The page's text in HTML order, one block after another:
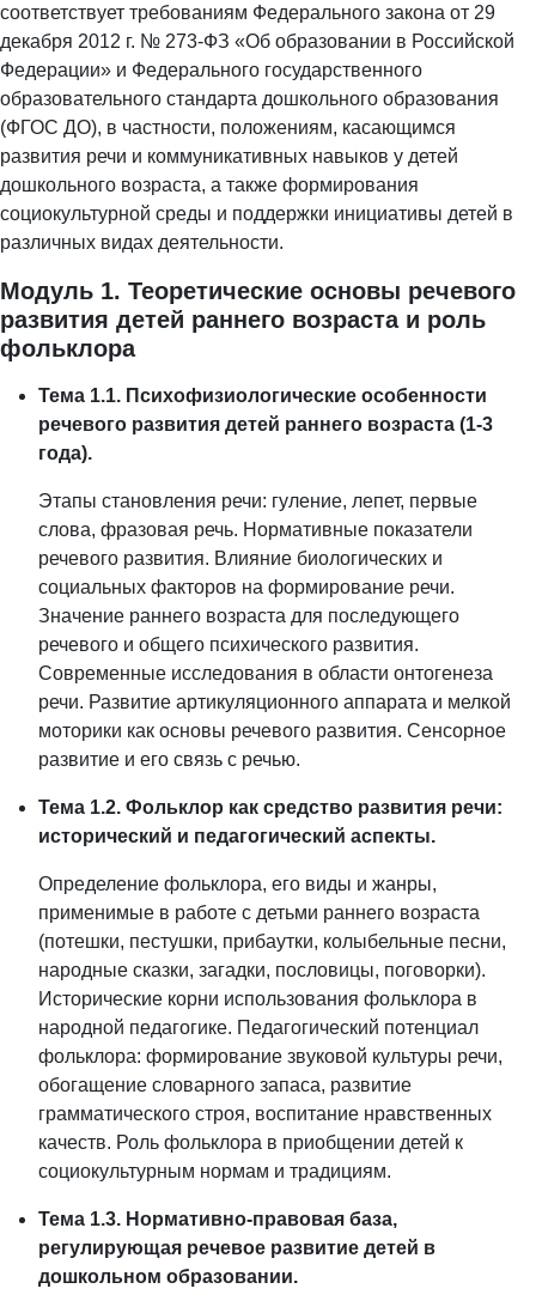
соответствует требованиям Федерального закона от 29
декабря 2012 г. № 273-ФЗ «Об образовании в Российской
Федерации» и Федерального государственного
образовательного стандарта дошкольного образования
(ФГОС ДО), в частности, положениям, касающимся
развития речи и коммуникативных навыков у детей
дошкольного возраста, а также формирования
социокультурной среды и поддержки инициативы детей в
различных видах деятельности.
Модуль 1. Теоретические основы речевого
развития детей раннего возраста и роль
фольклора
Тема 1.1. Психофизиологические особенности
речевого развития детей раннего возраста (1-3
года).
Этапы становления речи: гуление, лепет, первые
слова, фразовая речь. Нормативные показатели
речевого развития. Влияние биологических и
социальных факторов на формирование речи.
Значение раннего возраста для последующего
речевого и общего психического развития.
Современные исследования в области онтогенеза
речи. Развитие артикуляционного аппарата и мелкой
моторики как основы речевого развития. Сенсорное
развитие и его связь с речью.
Тема 1.2. Фольклор как средство развития речи:
исторический и педагогический аспекты.
Определение фольклора, его виды и жанры,
применимые в работе с детьми раннего возраста
(потешки, пестушки, прибаутки, колыбельные песни,
народные сказки, загадки, пословицы, поговорки).
Исторические корни использования фольклора в
народной педагогике. Педагогический потенциал
фольклора: формирование звуковой культуры речи,
обогащение словарного запаса, развитие
грамматического строя, воспитание нравственных
качеств. Роль фольклора в приобщении детей к
социокультурным нормам и традициям.
Тема 1.3. Нормативно-правовая база,
регулирующая речевое развитие детей в
дошкольном образовании.